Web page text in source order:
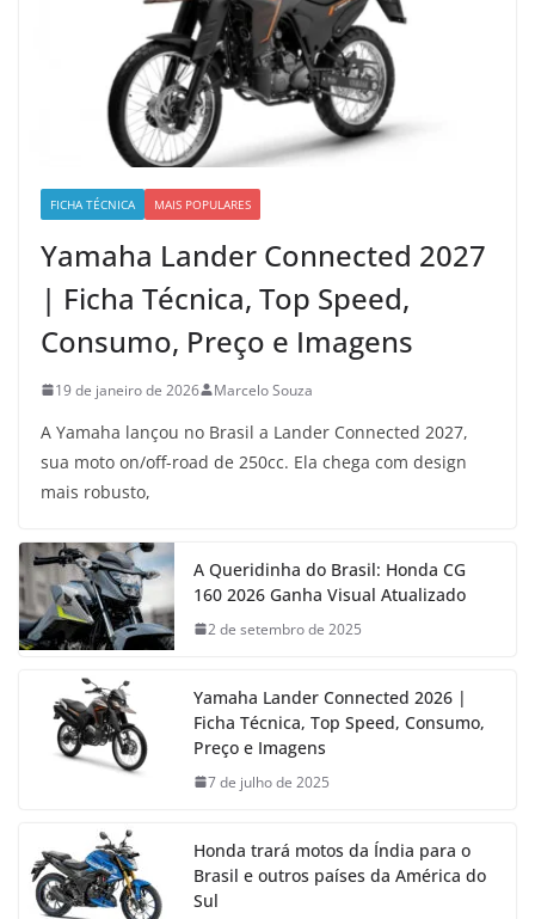
FICHA TÉCNICA MAIS POPULARES
Yamaha Lander Connected 2027
| Ficha Técnica, Top Speed,
Consumo, Preço e Imagens
19 de janeiro de 2026 Marcelo Souza
A Yamaha lançou no Brasil a Lander Connected 2027,
sua moto on/off-road de 250cc. Ela chega com design
mais robusto,
A Queridinha do Brasil: Honda CG
160 2026 Ganha Visual Atualizado
2 de setembro de 2025
Yamaha Lander Connected 2026 |
Ficha Técnica, Top Speed, Consumo,
Preço e Imagens
7 de julho de 2025
Honda trará motos da Índia para o
Brasil e outros países da América do
Sul